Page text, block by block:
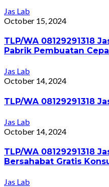
Jas Lab
October 15, 2024
TLP/WA 08129291318
Pabrik Pembuatan
Jas Lab
October 14, 2024
TLP/WA 08129291318
Jas Lab
October 14, 2024
TLP/WA 08129291318
Bersahabat Gratis
Jas Lab